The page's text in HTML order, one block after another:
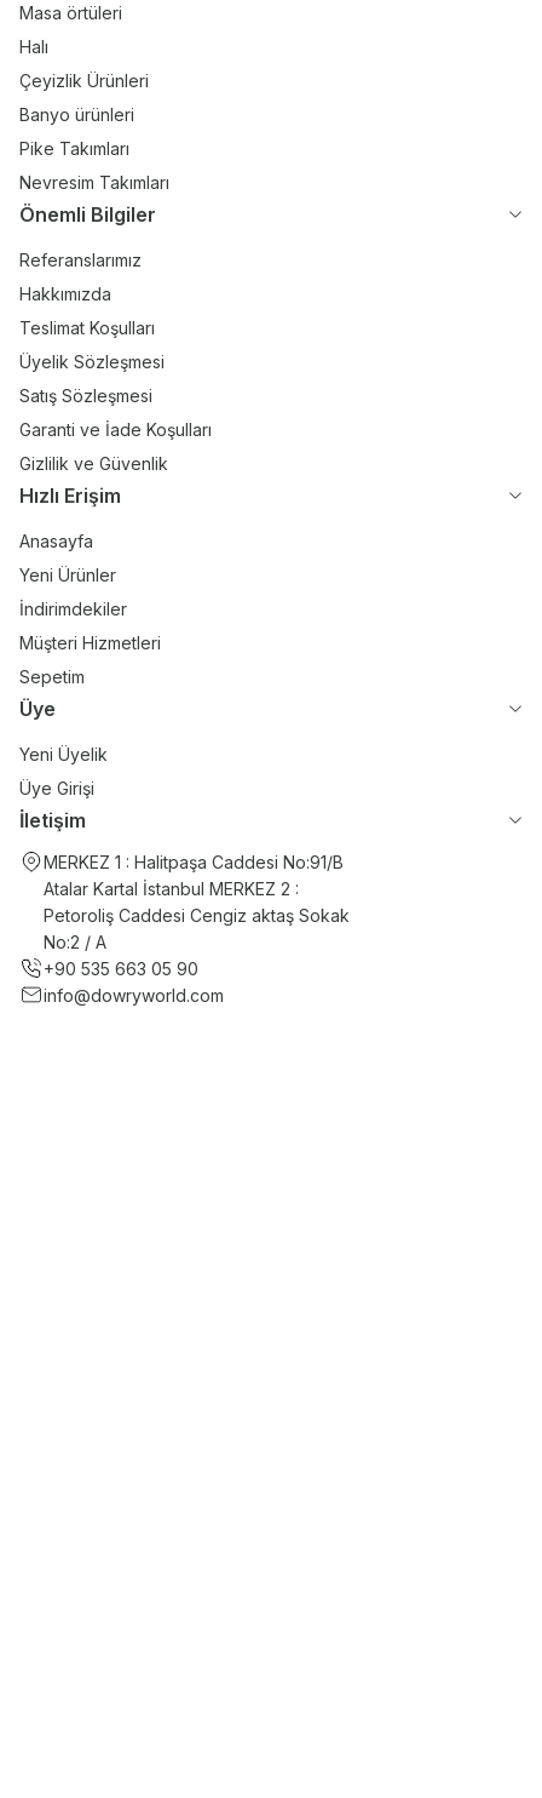
Masa örtüleri
Halı
Çeyizlik Ürünleri
Banyo ürünleri
Pike Takımları
Nevresim Takımları
Önemli Bilgiler
Referanslarımız
Hakkımızda
Teslimat Koşulları
Üyelik Sözleşmesi
Satış Sözleşmesi
Garanti ve İade Koşulları
Gizlilik ve Güvenlik
Hızlı Erişim
Anasayfa
Yeni Ürünler
İndirimdekiler
Müşteri Hizmetleri
Sepetim
Üye
Yeni Üyelik
Üye Girişi
İletişim
MERKEZ 1 : Halitpaşa Caddesi No:91/B
Atalar Kartal İstanbul MERKEZ 2 :
Petoroliş Caddesi Cengiz aktaş Sokak
No:2 / A
+90 535 663 05 90
info@dowryworld.com